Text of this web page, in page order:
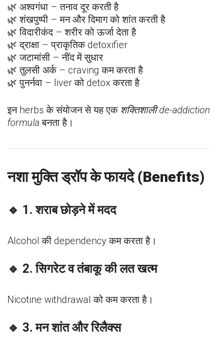
🌿 अश्वगंधा – तनाव दूर करती है
🌿 शंखपुष्पी – मन और दिमाग को शांत करती है
🌿 विदारीकंद – शरीर को ऊर्जा देता है
🌿 द्राक्षा – प्राकृतिक detoxifier
🌿 जटामांसी – नींद में सुधार
🌿 तुलसी अर्क – craving कम करता है
🌿 पुनर्नवा – liver को detox करता है
इन herbs के संयोजन से यह एक शक्तिशाली de-addiction
formula बनता है।
नशा मुक्ति ड्रॉप के फायदे (Benefits)
🔹 1. शराब छोड़ने में मदद
Alcohol की dependency कम करता है।
🔹 2. सिगरेट व तंबाकू की लत खत्म
Nicotine withdrawal को कम करता है।
🔹 3. मन शांत और रिलैक्स